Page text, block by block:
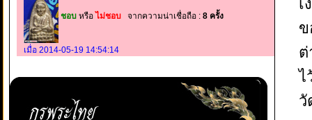
ชอบ หรือ ไม่ชอบ จากความน่าเชื่อถือ : 8 ครั้ง
เมื่อ 2014-05-19 14:54:14
เ
ข
ต่
ไ
วั